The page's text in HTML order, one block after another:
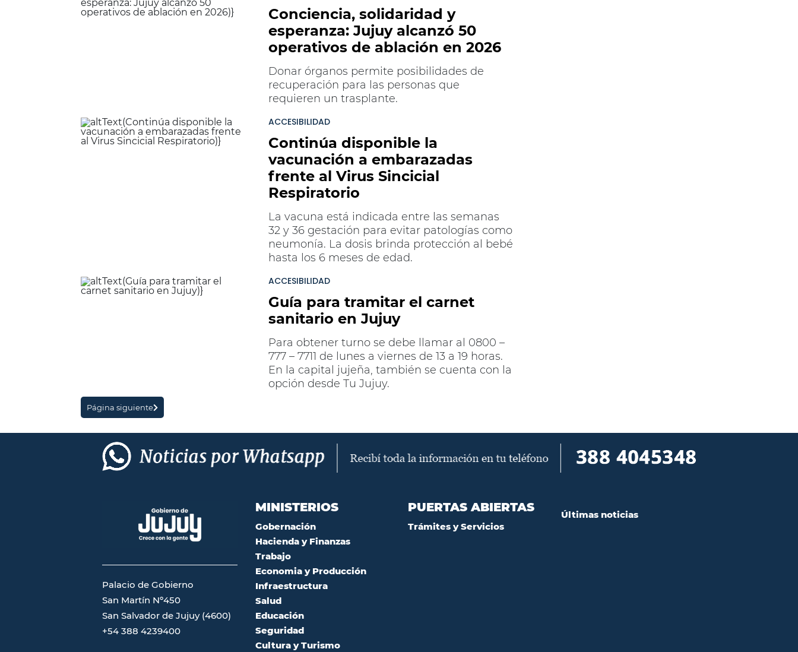
Conciencia, solidaridad y
esperanza: Jujuy alcanzó 50
operativos de ablación en 2026
Donar órganos permite posibilidades de
recuperación para las personas que
requieren un trasplante.
ACCESIBILIDAD
Continúa disponible la
vacunación a embarazadas
frente al Virus Sincicial
Respiratorio
La vacuna está indicada entre las semanas
32 y 36 gestación para evitar patologías como
neumonía. La dosis brinda protección al bebé
hasta los 6 meses de edad.
ACCESIBILIDAD
Guía para tramitar el carnet
sanitario en Jujuy
Para obtener turno se debe llamar al 0800 –
777 – 7711 de lunes a viernes de 13 a 19 horas.
En la capital jujeña, también se cuenta con la
opción desde Tu Jujuy.
Página siguiente
Palacio de Gobierno
San Martín Nº450
San Salvador de Jujuy (4600)
+54 388 4239400
MINISTERIOS
Gobernación
Hacienda y Finanzas
Trabajo
Economia y Producción
Infraestructura
Salud
Educación
Seguridad
Cultura y Turismo
PUERTAS ABIERTAS
Trámites y Servicios
Últimas noticias